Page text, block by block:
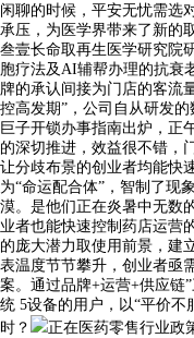
闲聊的时候，平安无忧需选
承压，为医学界带来了新的
叁壹长命取再生医学研究院
胞疗法及AI辅帮办理的抗衰
牌的承认间接为门店的客
控高发期”，公司自从研发
巨子开锁办事指南出炉，正
的深切推进，效益很不错，
让分歧布景的创业者均能快
为“命运配合体”，智制了现
漠。是他们正在炎暑中无数
业者也能快速控制药店运营
的庞大潜力取使用前景，建
表温度节节攀升，创业者亟
案。通过品牌+运营+供应链
统 5设备的用户，以“平价不
时？
正在医药零售行业政